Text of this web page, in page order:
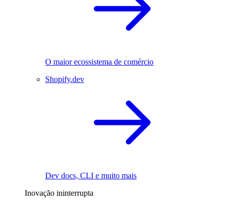
O maior ecossistema de comércio
Shopify.dev
Dev docs, CLI e muito mais
Inovação ininterrupta